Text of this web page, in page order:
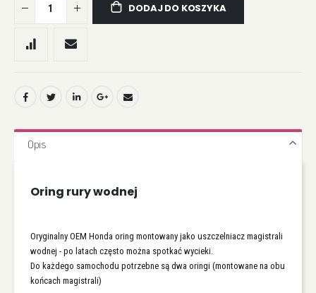
DODAJ DO KOSZYKA
Opis
Oring rury wodnej
Oryginalny OEM Honda oring montowany jako uszczelniacz magistrali
wodnej - po latach często można spotkać wycieki.
Do każdego samochodu potrzebne są dwa oringi (montowane na obu
końcach magistrali)